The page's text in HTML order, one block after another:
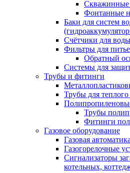
Скважинные
Фонтанные
Баки для систем
Счётчики для воды
Фильтры для
Обратный
Системы для
Трубы и фитинги
Трубы для теплого
Трубы
Фитинги
Газовое оборудование
Газовая автоматика
Газогорелочные
Сигнализаторы
котельных,